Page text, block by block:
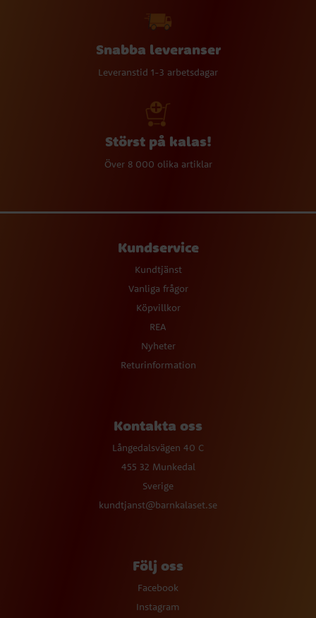
Snabba leveranser
Leveranstid 1-3 arbetsdagar
Störst på kalas!
Över 8 000 olika artiklar
Kundservice
Kundtjänst
Vanliga frågor
Köpvillkor
REA
Nyheter
Returinformation
Kontakta oss
Långedalsvägen 40 C
455 32 Munkedal
Sverige
kundtjanst@barnkalaset.se
Följ oss
Facebook
Instagram